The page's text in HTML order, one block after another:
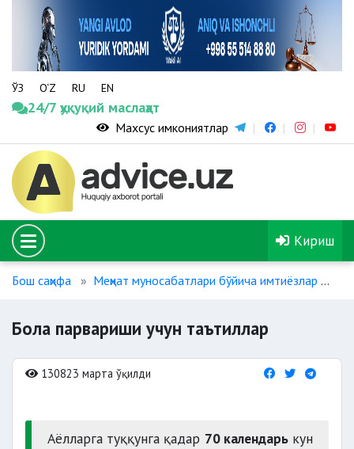
ЎЗ O‘Z RU EN
24/7 ҳуқуқий маслаҳат
Махсус имкониятлар
Кириш
Бош саҳифа Меҳнат муносабатлари бўйича имтиёзлар
Бола парвариши учун таътиллар
130823 марта ўқилди
Аёлларга туққунга қадар 70 календарькун